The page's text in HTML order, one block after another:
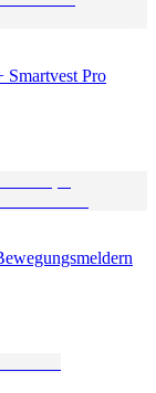
Smartvest Pro